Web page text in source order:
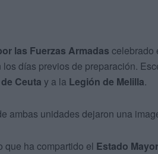
las Fuerzas Armadas celebrado
los días previos de preparación.
Ceuta y a la Legión de Melilla.
ambas unidades dejaron una
que ha compartido el Estado